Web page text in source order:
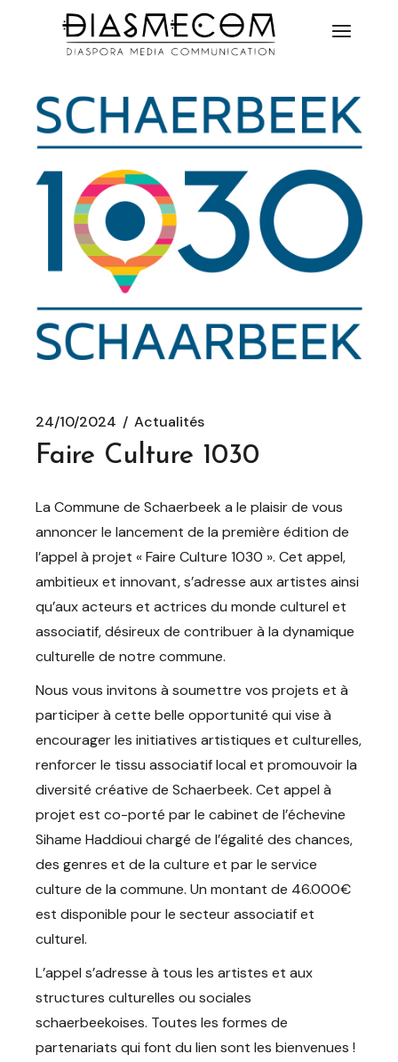
24/10/2024 Actualités
Faire Culture 1030
La Commune de Schaerbeek a le plaisir de vous
annoncer le lancement de la première édition de
l’appel à projet « Faire Culture 1030 ». Cet appel,
ambitieux et innovant, s’adresse aux artistes ainsi
qu’aux acteurs et actrices du monde culturel et
associatif, désireux de contribuer à la dynamique
culturelle de notre commune.
Nous vous invitons à soumettre vos projets et à
participer à cette belle opportunité qui vise à
encourager les initiatives artistiques et culturelles,
renforcer le tissu associatif local et promouvoir la
diversité créative de Schaerbeek. Cet appel à
projet est co-porté par le cabinet de l’échevine
Sihame Haddioui chargé de l’égalité des chances,
des genres et de la culture et par le service
culture de la commune. Un montant de 46.000€
est disponible pour le secteur associatif et
culturel.
L’appel s’adresse à tous les artistes et aux
structures culturelles ou sociales
schaerbeekoises. Toutes les formes de
partenariats qui font du lien sont les bienvenues !